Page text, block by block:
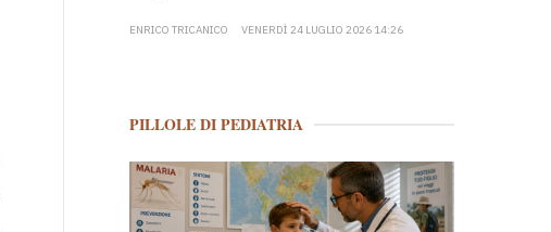
ENRICO TRICANICO VENERDÌ 24 LUGLIO 2026 14:26
PILLOLE DI PEDIATRIA